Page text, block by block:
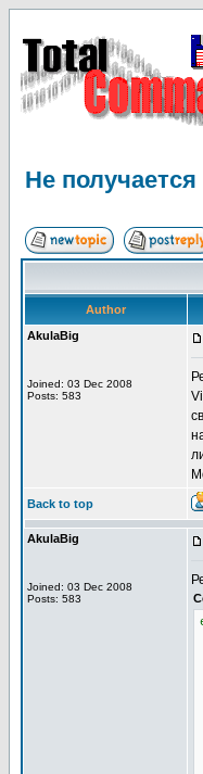
Не
Author
AkulaBig
Joined: 03 Dec 2008
Posts: 583
Back to top
AkulaBig
Joined: 03 Dec 2008
Posts: 583